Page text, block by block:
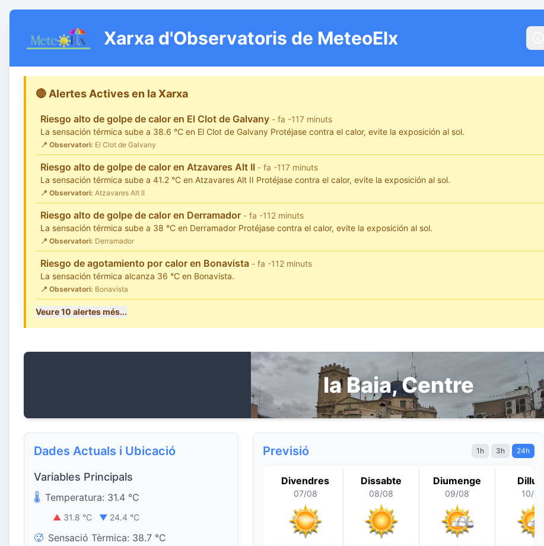
Xarxa d'Observatoris de MeteoElx
🔴 Alertes Actives en la Xarxa
Riesgo alto de golpe de calor en El Clot de Galvany - fa -117 minuts
La sensación térmica sube a 38.6 °C en El Clot de Galvany Protéjase contra el calor, evite la exposición al sol.
📍 Observatori: El Clot de Galvany
Riesgo alto de golpe de calor en Atzavares Alt II - fa -117 minuts
La sensación térmica sube a 41.2 °C en Atzavares Alt II Protéjase contra el calor, evite la exposición al sol.
📍 Observatori: Atzavares Alt II
Riesgo alto de golpe de calor en Derramador - fa -112 minuts
La sensación térmica sube a 38 °C en Derramador Protéjase contra el calor, evite la exposición al sol.
📍 Observatori: Derramador
Riesgo de agotamiento por calor en Bonavista - fa -112 minuts
La sensación térmica alcanza 36 °C en Bonavista.
📍 Observatori: Bonavista
Veure 10 alertes més...
la Baia, Centre
Dades Actuals i Ubicació
Variables Principals
🌡️ Temperatura: 31.4 °C
▲ 31.8 °C ▼ 24.4 °C
🥵 Sensació Tèrmica: 38.7 °C
Previsió 1h 3h 24h
Divendres
07/08
Dissabte
08/08
Diumenge
09/08
Dilluns
10/08